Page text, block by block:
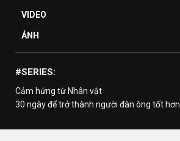
VIDEO
ẢNH
#SERIES:
Cảm hứng từ Nhân vật
30 ngày để trở thành người đàn ông tốt hơn